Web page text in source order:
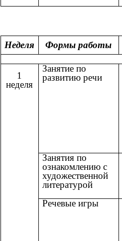
Неделя Формы работы
1
неделя
Занятие по
развитию речи
Занятия по
ознакомлению с
художественной
литературой
Речевые игры